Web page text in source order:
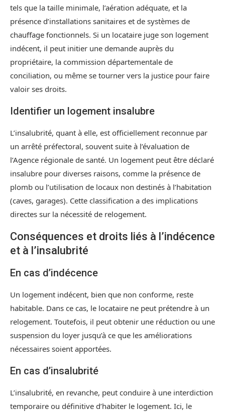
tels que la taille minimale, l’aération adéquate, et la
présence d’installations sanitaires et de systèmes de
chauffage fonctionnels. Si un locataire juge son logement
indécent, il peut initier une demande auprès du
propriétaire, la commission départementale de
conciliation, ou même se tourner vers la justice pour faire
valoir ses droits.
Identifier un logement insalubre
L’insalubrité, quant à elle, est officiellement reconnue par
un arrêté préfectoral, souvent suite à l’évaluation de
l’Agence régionale de santé. Un logement peut être déclaré
insalubre pour diverses raisons, comme la présence de
plomb ou l’utilisation de locaux non destinés à l’habitation
(caves, garages). Cette classification a des implications
directes sur la nécessité de relogement.
Conséquences et droits liés à l’indécence
et à l’insalubrité
En cas d’indécence
Un logement indécent, bien que non conforme, reste
habitable. Dans ce cas, le locataire ne peut prétendre à un
relogement. Toutefois, il peut obtenir une réduction ou une
suspension du loyer jusqu’à ce que les améliorations
nécessaires soient apportées.
En cas d’insalubrité
L’insalubrité, en revanche, peut conduire à une interdiction
temporaire ou définitive d’habiter le logement. Ici, le